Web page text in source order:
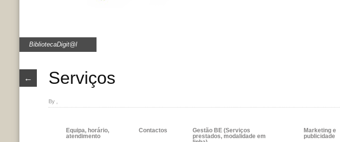
BibliotecaDigit@l
← Serviços
By ,
Equipa, horário,
atendimento
Contactos
Gestão BE (Serviços
prestados, modalidade em
Marketing e
publicidade